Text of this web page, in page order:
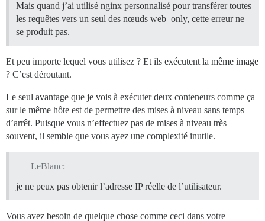
Mais quand j’ai utilisé nginx personnalisé pour transférer toutes
les requêtes vers un seul des nœuds web_only, cette erreur ne
se produit pas.
Et peu importe lequel vous utilisez ? Et ils exécutent la même image
? C’est déroutant.
Le seul avantage que je vois à exécuter deux conteneurs comme ça
sur le même hôte est de permettre des mises à niveau sans temps
d’arrêt. Puisque vous n’effectuez pas de mises à niveau très
souvent, il semble que vous ayez une complexité inutile.
LeBlanc:
je ne peux pas obtenir l’adresse IP réelle de l’utilisateur.
Vous avez besoin de quelque chose comme ceci dans votre